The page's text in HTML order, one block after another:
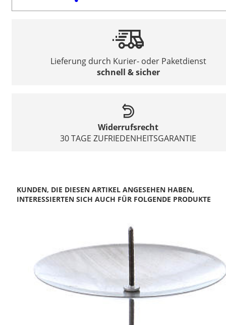
Lieferung durch Kurier- oder Paketdienst
schnell & sicher
Widerrufsrecht
30 TAGE ZUFRIEDENHEITSGARANTIE
KUNDEN, DIE DIESEN ARTIKEL ANGESEHEN HABEN,
INTERESSIERTEN SICH AUCH FÜR FOLGENDE PRODUKTE